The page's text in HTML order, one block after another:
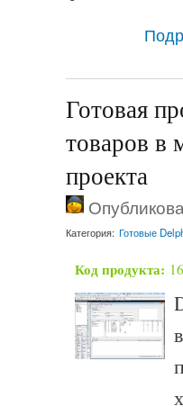
Готовая
товаров в
проекта
Категория: Готовые
Код продукта: